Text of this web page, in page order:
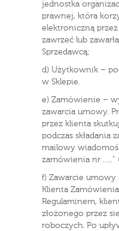
jednostka
prawnej, która
elektroniczną przez
zawrzeć lub
Sprzedawcą;
d) Użytkownik –
w Sklepie.
e) Zamówienie –
zawarcia umowy.
przez klienta
podczas składania
mailowy
zamówienia nr …..”
f) Zawarcie umowy
Klienta
Regulaminem,
złożonego przez
roboczych. Po